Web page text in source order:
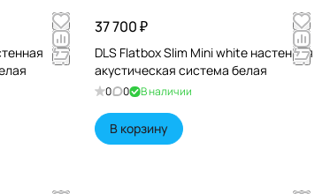
37 700 ₽
DLS Flatbox Slim Mini white настенная
акустическая система белая
0 0 В наличии
В корзину